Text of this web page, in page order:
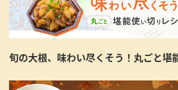
旬の大根、味わい尽くそう！丸ごと堪